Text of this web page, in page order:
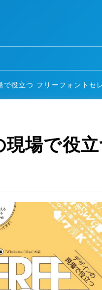
で役立つ フリーフォントセ
現場で役